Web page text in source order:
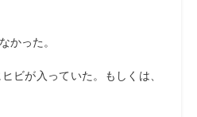
かった。
ビが入っていた。もしくは、